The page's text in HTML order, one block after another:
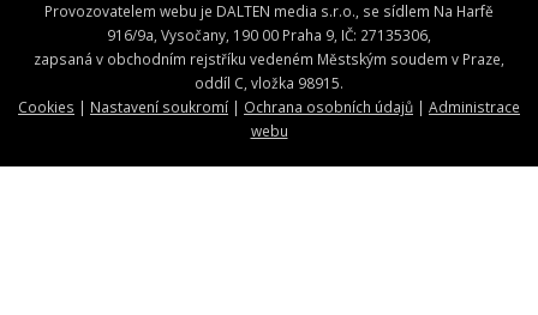
Provozovatelem webu je DALTEN media s.r.o., se sídlem Na Harfě
916/9a, Vysočany, 190 00 Praha 9, IČ: 27135306,
zapsaná v obchodním rejstříku vedeném Městským soudem v Praze,
oddíl C, vložka 98915.
Cookies | Nastavení soukromí | Ochrana osobních údajů | Administrace
webu